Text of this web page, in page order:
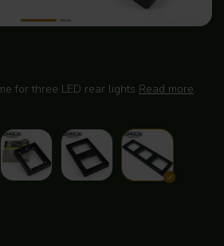
for three LED rear lights Read more.